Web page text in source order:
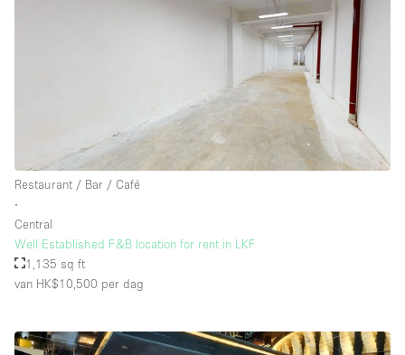
Restaurant / Bar / Café
∙
Central
Well Established F&B location for rent in LKF
1,135 sq ft
van HK$10,500 per dag